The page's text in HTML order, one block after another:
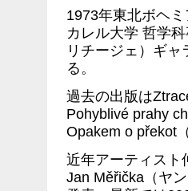
1973年東北ボヘ
カレル大学 哲学
リチージェ）ギ
る。
過去の出版は
Pohyblivé prahy
Opakem o překot
近年アーティスト
Jan Měřička（ヤ